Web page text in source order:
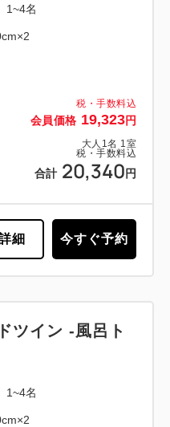
税・手数料込
会員価格 19,323円
大人 1名 1室
税・手数料込
合計 20,340 円
1~4名
細 今すぐ予約
ツイン -風呂ト
1~4名